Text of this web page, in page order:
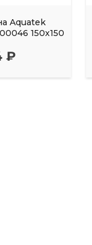
Aquatek
150х150
₽